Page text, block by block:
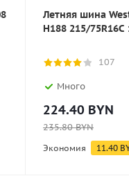
Летняя шина
H188 215/75R16C
107
Много
224.40 BYN
235.80BYN
Экономия 11.40